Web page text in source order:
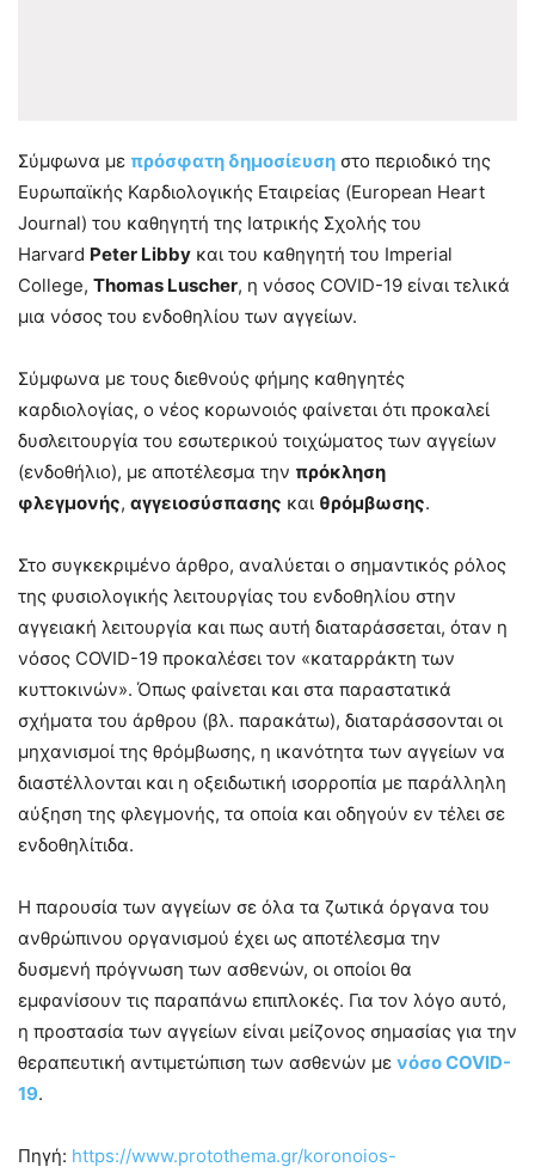
Σύμφωνα με πρόσφατη δημοσίευση στο περιοδικό της
Ευρωπαϊκής Καρδιολογικής Εταιρείας (European Heart
Journal) του καθηγητή της Ιατρικής Σχολής του
Harvard Peter Libby και του καθηγητή του Imperial
College, Thomas Luscher, η νόσος COVID-19 είναι τελικά
μια νόσος του ενδοθηλίου των αγγείων.
Σύμφωνα με τους διεθνούς φήμης καθηγητές
καρδιολογίας, ο νέος κορωνοιός φαίνεται ότι προκαλεί
δυσλειτουργία του εσωτερικού τοιχώματος των αγγείων
(ενδοθήλιο), με αποτέλεσμα την πρόκληση
φλεγμονής, αγγειοσύσπασης και θρόμβωσης.
Στο συγκεκριμένο άρθρο, αναλύεται ο σημαντικός ρόλος
της φυσιολογικής λειτουργίας του ενδοθηλίου στην
αγγειακή λειτουργία και πως αυτή διαταράσσεται, όταν η
νόσος COVID-19 προκαλέσει τον «καταρράκτη των
κυττοκινών». Όπως φαίνεται και στα παραστατικά
σχήματα του άρθρου (βλ. παρακάτω), διαταράσσονται οι
μηχανισμοί της θρόμβωσης, η ικανότητα των αγγείων να
διαστέλλονται και η οξειδωτική ισορροπία με παράλληλη
αύξηση της φλεγμονής, τα οποία και οδηγούν εν τέλει σε
ενδοθηλίτιδα.
Η παρουσία των αγγείων σε όλα τα ζωτικά όργανα του
ανθρώπινου οργανισμού έχει ως αποτέλεσμα την
δυσμενή πρόγνωση των ασθενών, οι οποίοι θα
εμφανίσουν τις παραπάνω επιπλοκές. Για τον λόγο αυτό,
η προστασία των αγγείων είναι μείζονος σημασίας για την
θεραπευτική αντιμετώπιση των ασθενών με νόσο COVID-
19.
Πηγή: https://www.protothema.gr/koronoios-